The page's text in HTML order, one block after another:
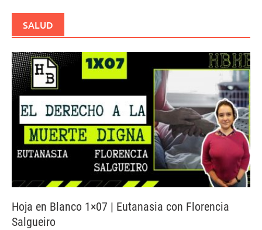
SALUD
Hoja en Blanco 1×07 | Eutanasia con Florencia
Salgueiro